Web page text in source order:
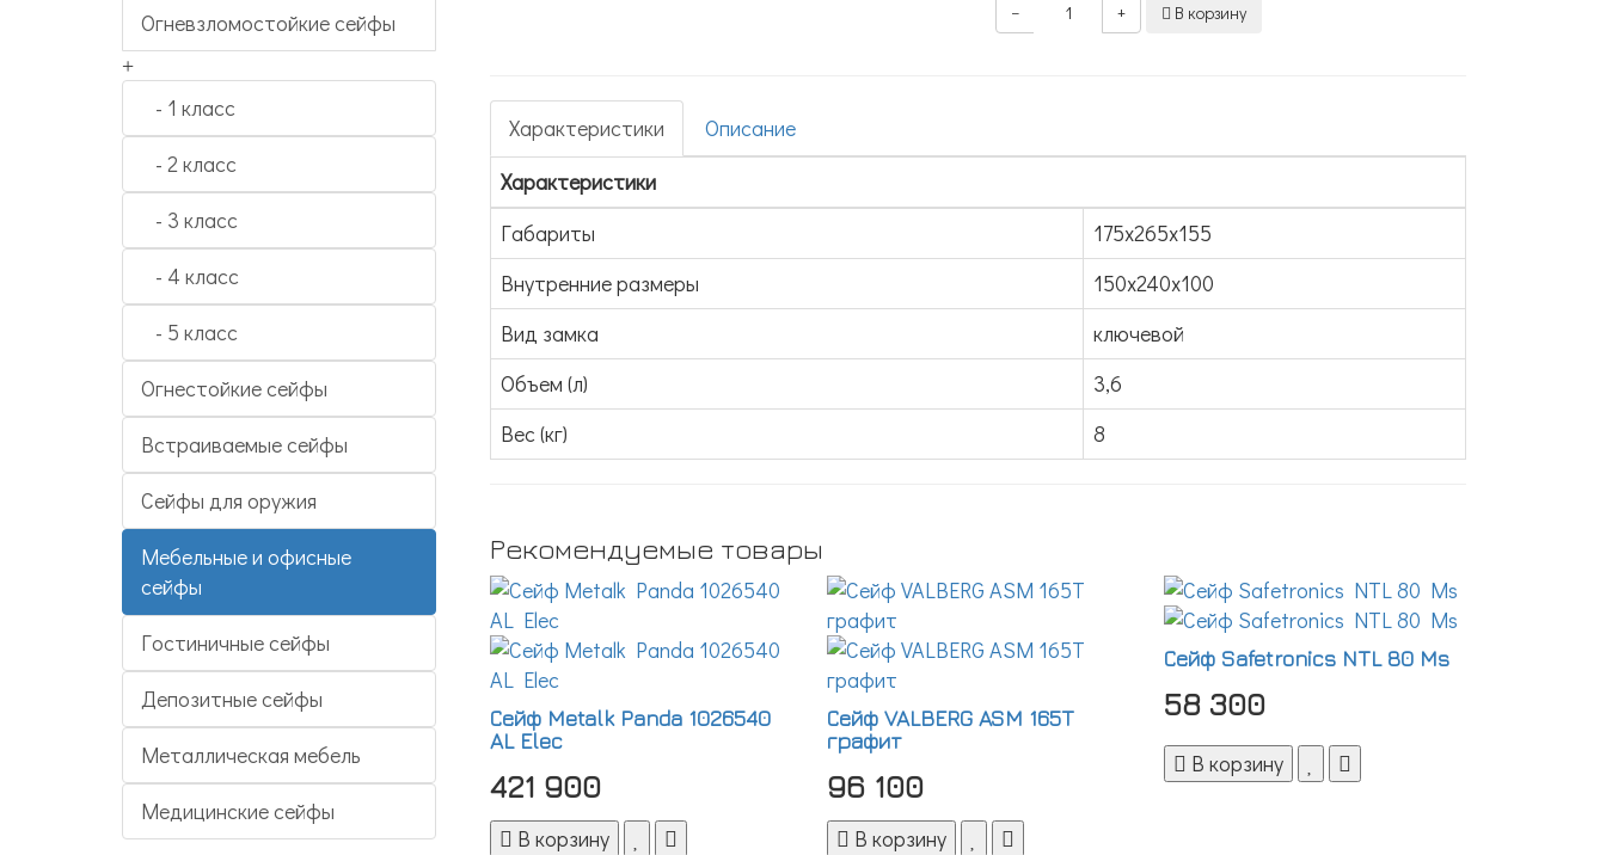
Огневзломостойкие сейфы
+
- 1 класс
- 2 класс
- 3 класс
- 4 класс
- 5 класс
Огнестойкие сейфы
Встраиваемые сейфы
Сейфы для оружия
Мебельные и офисные
сейфы
Гостиничные сейфы
Депозитные сейфы
Металлическая мебель
Медицинские сейфы
− + В корзину
Характеристики
Описание
Характеристики
Габариты
175x265x155
Внутренние размеры
150х240х100
Вид замка
ключевой
Объем (л)
3,6
Вес (кг)
8
Рекомендуемые товары
Сейф Metalk Panda 1026540
AL Elec
421 900
В корзину
Сейф VALBERG ASM 165T
графит
96 100
В корзину
Сейф Safetronics NTL 80 Ms
58 300
В корзину